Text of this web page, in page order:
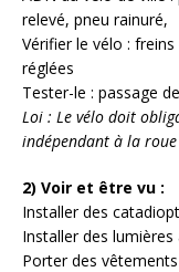
relevé, pneu rainuré,
Vérifier le vélo :
réglées
Tester-le : passage
Loi : Le vélo doit
indépendant à la
2) Voir et être vu :
Installer des
Installer des
Porter des